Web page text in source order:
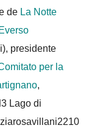
de La Notte
presidente
per la
,
Lago di